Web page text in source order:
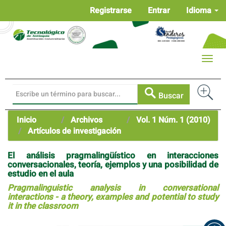
Contenido
principal
Idioma
Registrarse Entrar
Buscar
Toggle
Inicio Archivos
Vol. 1 Núm. 1 (2010)
Artículos de investigación
El análisis pragmalingüístico en interacciones
conversacionales, teoría, ejemplos y una posibilidad de
estudio en el aula
Pragmalinguistic analysis in conversational
interactions - a theory, examples and potential to study
it in the classroom